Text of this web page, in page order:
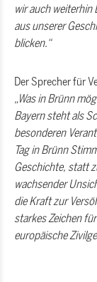
wir auch weiterhin
aus unserer
blicken.“
Der Sprecher für
Was in Brünn
Bayern steht als
besonderen
Tag in Brünn
Geschichte, statt
wachsender
die Kraft zur
starkes Zeichen
europäische